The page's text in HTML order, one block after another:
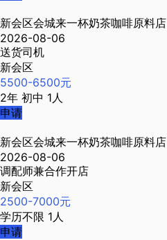
新会区会城来一杯奶茶咖啡原料店
2026-08-06
送货司机
新会区
5500-6500元
2年 初中 1人
申请
新会区会城来一杯奶茶咖啡原料店
2026-08-06
调配师兼合作开店
新会区
2500-7000元
学历不限 1人
申请